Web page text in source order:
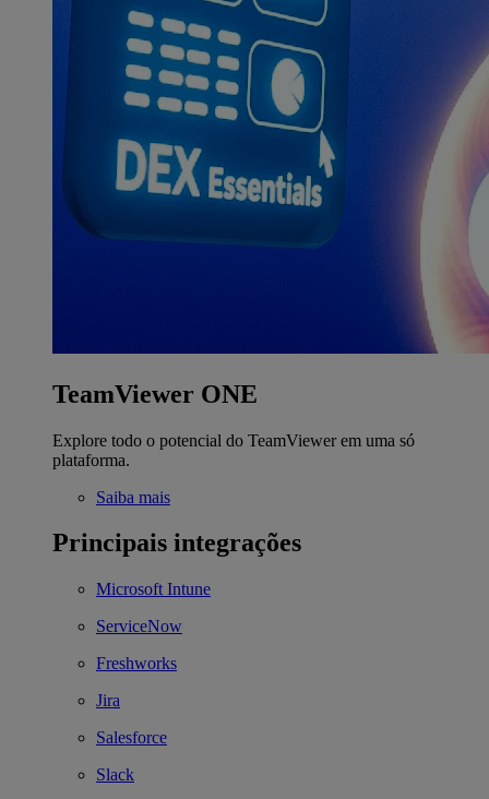
TeamViewer ONE
Explore todo o potencial do TeamViewer em uma só
plataforma.
Saiba mais
Principais integrações
Microsoft Intune
ServiceNow
Freshworks
Jira
Salesforce
Slack